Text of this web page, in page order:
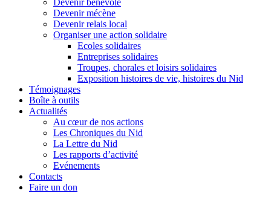
Devenir bénévole
Devenir mécène
Devenir relais local
Organiser une action solidaire
Ecoles solidaires
Entreprises solidaires
Troupes, chorales et loisirs solidaires
Exposition histoires de vie, histoires du Nid
Témoignages
Boîte à outils
Actualités
Au cœur de nos actions
Les Chroniques du Nid
La Lettre du Nid
Les rapports d’activité
Evénements
Contacts
Faire un don